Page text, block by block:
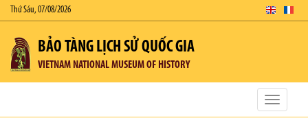
Thứ Sáu, 07/08/2026
BẢO TÀNG LỊCH SỬ QUỐC GIA
VIETNAM NATIONAL MUSEUM OF HISTORY
Toggle